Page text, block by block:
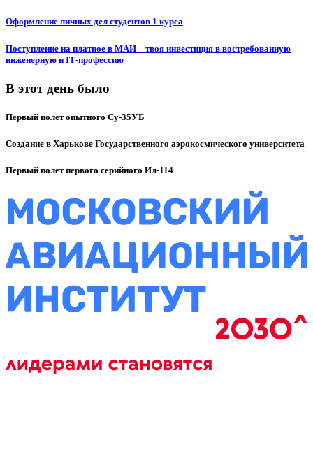
Оформление личных дел студентов 1 курса
Поступление на платное в МАИ – твоя инвестиция в востребованную
инженерную и IT‑профессию
В этот день было
Первый полет опытного Су-35УБ
Создание в Харькове Государственного аэрокосмического университета
Первый полет первого серийного Ил-114